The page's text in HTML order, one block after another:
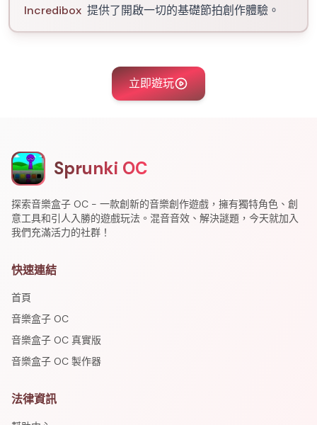
Incredibox 提供了開啟一切的基礎節拍創作體驗。
立即遊玩
Sprunki OC
探索音樂盒子 OC - 一款創新的音樂創作遊戲，擁有獨特角色、創
意工具和引人入勝的遊戲玩法。混音音效、解決謎題，今天就加入
我們充滿活力的社群！
快速連結
首頁
音樂盒子 OC
音樂盒子 OC 真實版
音樂盒子 OC 製作器
法律資訊